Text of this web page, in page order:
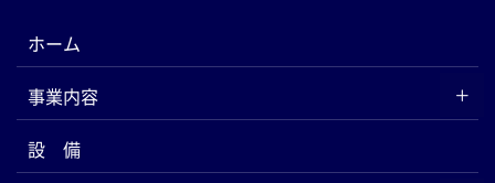
ホーム
事業内容
設 備